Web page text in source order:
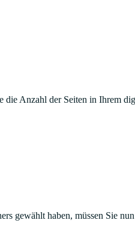
Anzahl der Seiten in Ihrem
gewählt haben, müssen Sie